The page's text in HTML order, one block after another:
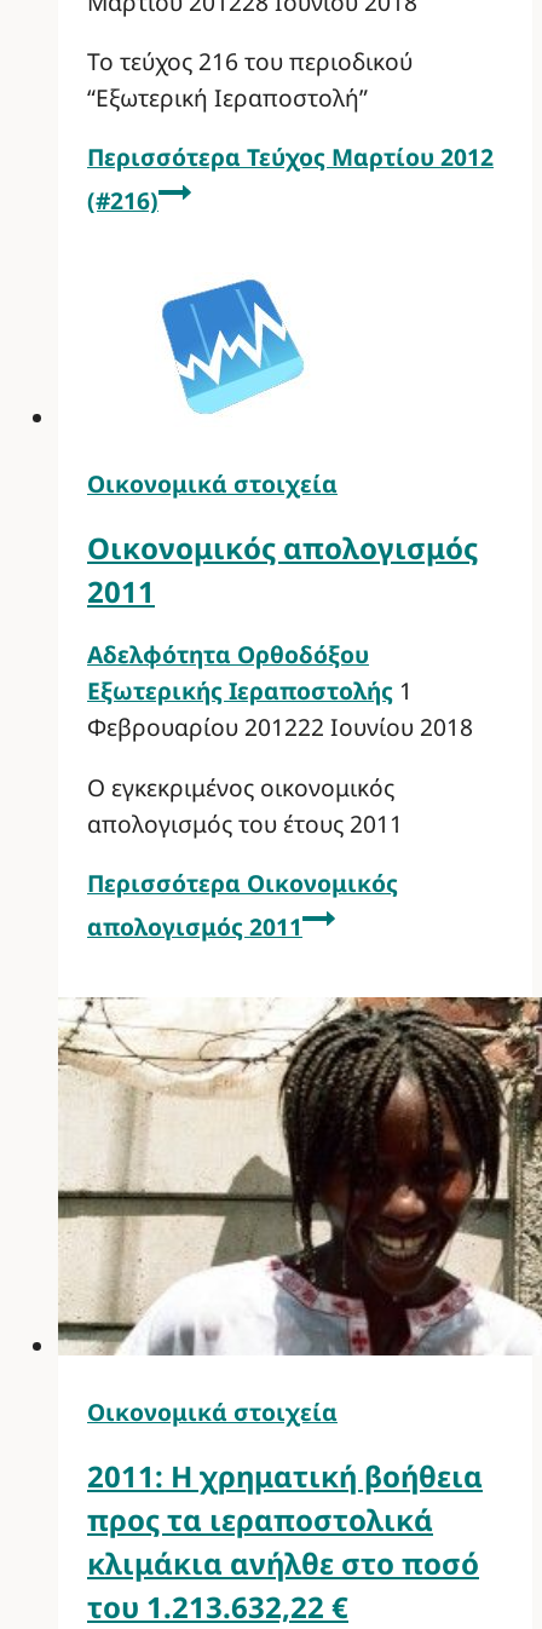
Το τεύχος 216 του περιοδικού
“Εξωτερική Ιεραποστολή”
Περισσότερα Τεύχος Μαρτίου 2012
(#216)
Οικονομικά στοιχεία
Οικονομικός απολογισμός
2011
Αδελφότητα Ορθοδόξου
Εξωτερικής Ιεραποστολής 1
Φεβρουαρίου 201222 Ιουνίου 2018
Ο εγκεκριμένος οικονομικός
απολογισμός του έτους 2011
Περισσότερα Οικονομικός
απολογισμός 2011
Οικονομικά στοιχεία
2011: Η χρηματική βοήθεια
προς τα ιεραποστολικά
κλιμάκια ανήλθε στο ποσό
του 1.213.632,22 €